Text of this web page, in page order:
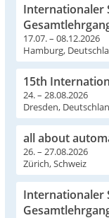
Internationaler
17.07. – 08.12.2026
Hamburg,
15th
24. – 28.08.2026
Dresden,
all about
26. – 27.08.2026
Zürich, Schweiz
Internationaler